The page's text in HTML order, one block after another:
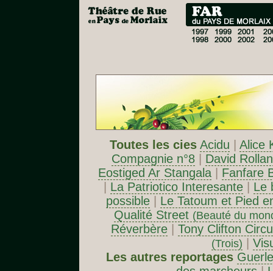
Toutes les cies Acidu
Alice
Compagnie n°8
David
Eostiged Ar Stangala
Fanfare
La Patriotico Interesante
Le
possible| Le Tatoum et Pied
Qualité Street (Beauté du
Réverbère| Tony Clifton
(Trois)
Les autres reportages